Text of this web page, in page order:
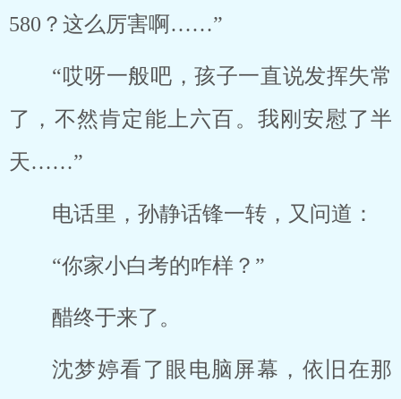
580？这么厉害啊……”
“哎呀一般吧，孩子一直说发挥失常
了，不然肯定能上六百。我刚安慰了半
天……”
电话里，孙静话锋一转，又问道：
“你家小白考的咋样？”
醋终于来了。
沈梦婷看了眼电脑屏幕，依旧在那